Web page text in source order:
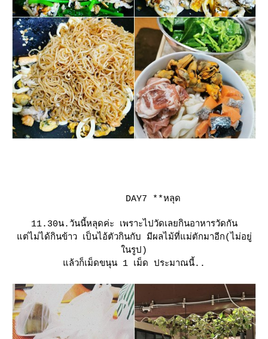
DAY7 **หลุด
11.30น.วันนี้หลุดค่ะ เพราะไปวัดเลยกินอาหารวัดกัน
ต่ไม่ได้กินข้าว เป็นไอ้ตัวกินกับ มีผลไม้ที่แม่ตักมาอีก(ไม่อยู่
นรูป)
ล้วก็เม็ดขนุน 1 เม็ด ประมาณนี้..